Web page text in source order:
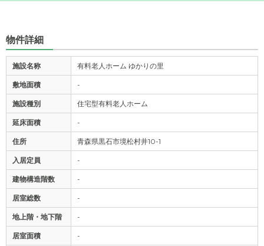
物件詳細
施設名称 有料老人ホーム ゆかりの里
敷地面積 -
施設種別 住宅型有料老人ホーム
延床面積 -
住所 青森県黒石市境松村井10-1
入居定員 -
建物構造階数 -
居室総数 -
地上階・地下階 -
居室面積 -